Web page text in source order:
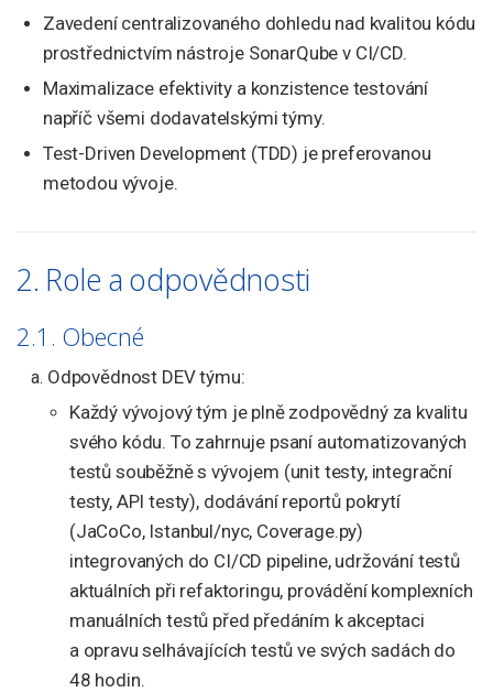
Zavedení centralizovaného dohledu nad kvalitou kódu
prostřednictvím nástroje SonarQube v CI/CD.
Maximalizace efektivity a konzistence testování
napříč všemi dodavatelskými týmy.
Test-Driven Development (TDD) je preferovanou
metodou vývoje.
2. Role a odpovědnosti
2.1. Obecné
Odpovědnost DEV týmu:
Každý vývojový tým je plně zodpovědný za kvalitu
svého kódu. To zahrnuje psaní automatizovaných
testů souběžně s vývojem (unit testy, integrační
testy, API testy), dodávání reportů pokrytí
(JaCoCo, Istanbul/nyc, Coverage.py)
integrovaných do CI/CD pipeline, udržování testů
aktuálních při refaktoringu, provádění komplexních
manuálních testů před předáním k akceptaci
a opravu selhávajících testů ve svých sadách do
48 hodin.